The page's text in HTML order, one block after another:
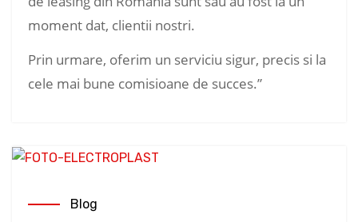
moment dat, clientii nostri.
Prin urmare, oferim un serviciu sigur, precis si la
cele mai bune comisioane de succes.”
Blog